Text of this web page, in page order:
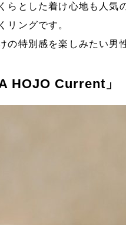
らとした着け心地も人気
リングです。
特別感を楽しみたい男
HOJO Current」